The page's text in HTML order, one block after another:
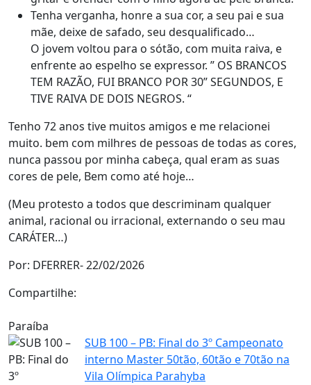
Tenha verganha, honre a sua cor, a seu pai e sua
mãe, deixe de safado, seu desqualificado…
O jovem voltou para o sótão, com muita raiva, e
enfrente ao espelho se expressor. ” OS BRANCOS
TEM RAZÃO, FUI BRANCO POR 30” SEGUNDOS, E
TIVE RAIVA DE DOIS NEGROS. “
Tenho 72 anos tive muitos amigos e me relacionei
muito. bem com milhres de pessoas de todas as cores,
nunca passou por minha cabeça, qual eram as suas
cores de pele, Bem como até hoje…
(Meu protesto a todos que descriminam qualquer
animal, racional ou irracional, externando o seu mau
CARÁTER…)
Por: DFERRER- 22/02/2026
Compartilhe:
Paraíba
SUB 100 – PB: Final do 3º Campeonato
interno Master 50tão, 60tão e 70tão na
Vila Olímpica Parahyba